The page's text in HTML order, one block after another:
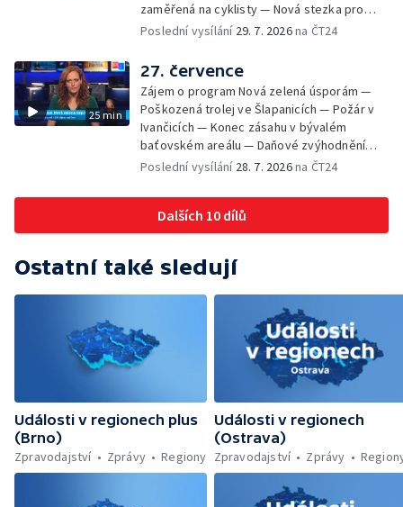
zaměřená na cyklisty — Nová stezka pro
cyklisty na Zlínsku — Letecká linka mezi
pozorovat zatmění Slunce — Den AČFK na
Letní filmové škole — Milan Uhde slaví 90 let
— Rekonstrukce vojenského srubu
Poslední vysílání 29. 7. 2026na ČT24
25 min
27. července
Zájem o program Nová zelená úsporám —
Poškozená trolej ve Šlapanicích — Požár v
Ivančicích — Konec zásahu v bývalém
baťovském areálu — Daňové zvýhodnění
vína — Výhružky na magistrátu v Olomouci —
Brněnské týmy v první fotbalové lize —
Chystaná rekonstrukce bývalé věznice —
Nový seriál pro děti
Poslední vysílání 28. 7. 2026na ČT24
Dalších 10 dílů
Ostatní také sledují
Události v regionech plus
(Brno)
Zpravodajství
Zprávy Regiony
Události v regionech
(Ostrava)
Zpravodajství
Zprávy